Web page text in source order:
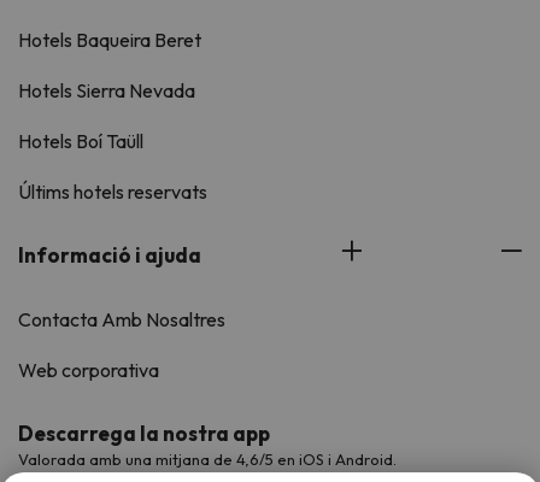
Hotels Baqueira Beret
Hotels Sierra Nevada
Hotels Boí Taüll
Últims hotels reservats
Informació i ajuda
Contacta Amb Nosaltres
Web corporativa
Descarrega la nostra app
Valorada amb una mitjana de 4,6/5 en iOS i Android.